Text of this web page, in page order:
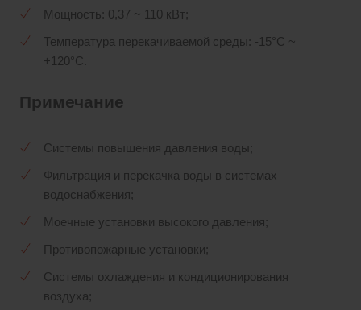
Мощность: 0,37 ~ 110 кВт;
Температура перекачиваемой среды: -15°С ~
+120°С.
Примечание
Системы повышения давления воды;
Фильтрация и перекачка воды в системах
водоснабжения;
Моечные установки высокого давления;
Противопожарные установки;
Cистемы охлаждения и кондиционирования
воздуха;